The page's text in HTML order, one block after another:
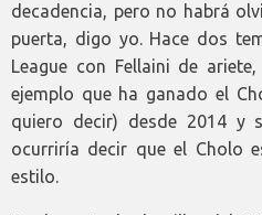
decadencia, pero no habrá
puerta, digo yo. Hace dos
League con Fellaini de
ejemplo que ha ganado el
quiero decir) desde 2014 y
ocurriría decir que el Cholo
estilo.